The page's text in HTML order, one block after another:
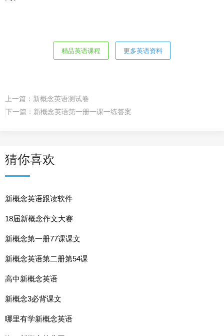
精品英语课程 更多英语资料
上一篇： 新概念英语测试卷
下一篇： 新概念英语第一册一课一练答案
猜你喜欢
新概念英语跟读软件
18届新概念作文大赛
新概念第一册77课课文
新概念英语第二册第54课
高中新概念英语
新概念3必背课文
哪里有学新概念英语